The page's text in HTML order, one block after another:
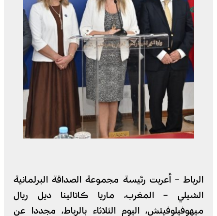
الرباط – أعربت رئيسة مجموعة الصداقة البرلمانية
الشيلي – المغرب، ماريا كاتالينا ديل ريال
ميهوفيلوفيتش، اليوم الثلاثاء بالرباط، مجددا عن